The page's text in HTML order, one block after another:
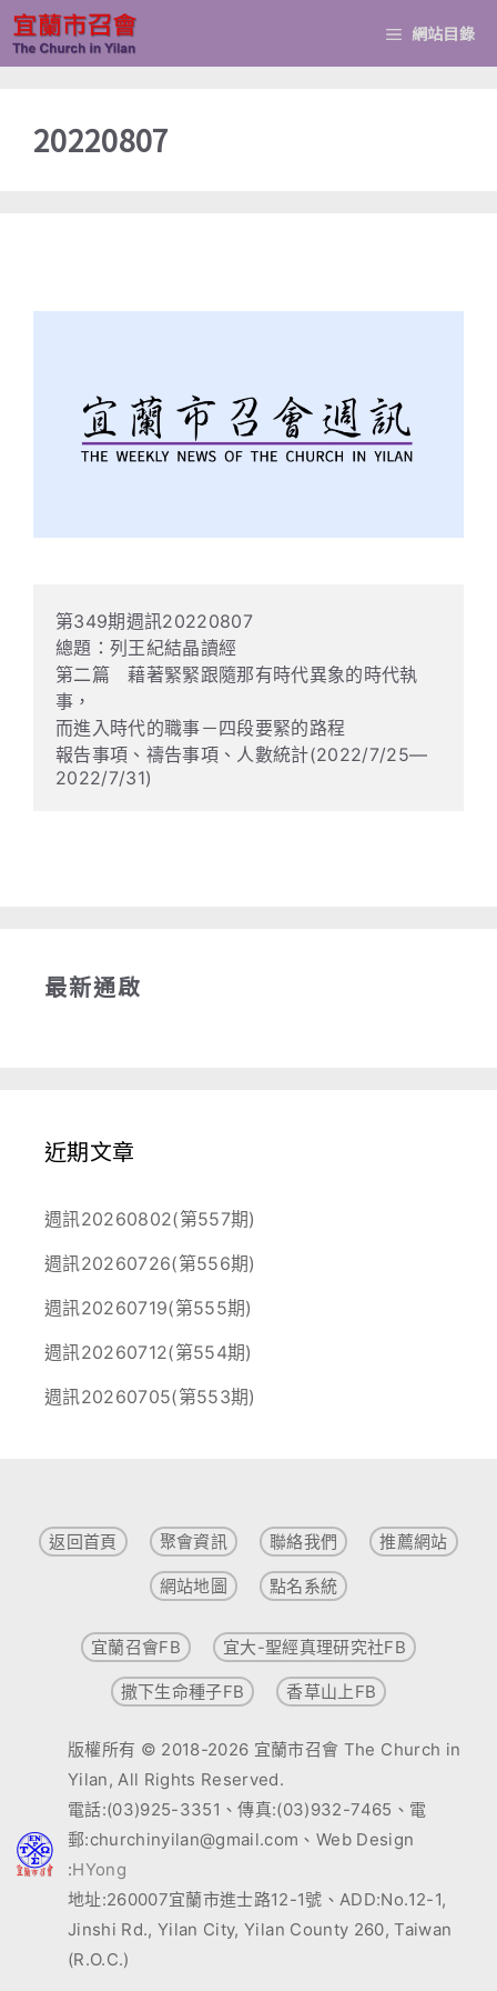
跳
至
網站目錄
20220807
第349期週訊20220807
總題：列王紀結晶讀經
第二篇　藉著緊緊跟隨那有時代異象的時代執
事，
而進入時代的職事－四段要緊的路程
報告事項、禱告事項、人數統計(2022/7/25—
2022/7/31)
最新通啟
近期文章
週訊20260802(第557期)
週訊20260726(第556期)
週訊20260719(第555期)
週訊20260712(第554期)
週訊20260705(第553期)
返回首頁 聚會資訊 聯絡我們 推薦網站
網站地圖 點名系統
宜蘭召會FB 宜大-聖經真理研究社FB
撒下生命種子FB 香草山上FB
版權所有 © 2018-2026 宜蘭市召會 The Church in
Yilan, All Rights Reserved.
電話:(03)925-3351、傳真:(03)932-7465、電
郵:churchinyilan@gmail.com、Web Design
:HYong
地址:260007宜蘭市進士路12-1號、ADD:No.12-1,
Jinshi Rd., Yilan City, Yilan County 260, Taiwan
(R.O.C.)